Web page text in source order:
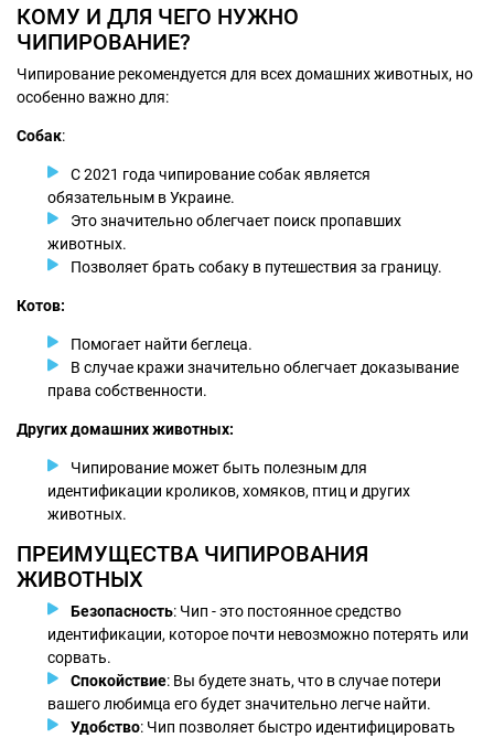
КОМУ И ДЛЯ ЧЕГО НУЖНО
ЧИПИРОВАНИЕ?
Чипирование рекомендуется для всех домашних животных, но
особенно важно для:
Собак:
С 2021 года чипирование собак является
обязательным в Украине.
Это значительно облегчает поиск пропавших
животных.
Позволяет брать собаку в путешествия за границу.
Котов:
Помогает найти беглеца.
В случае кражи значительно облегчает доказывание
права собственности.
Других домашних животных:
Чипирование может быть полезным для
идентификации кроликов, хомяков, птиц и других
животных.
ПРЕИМУЩЕСТВА ЧИПИРОВАНИЯ
ЖИВОТНЫХ
Безопасность: Чип - это постоянное средство
идентификации, которое почти невозможно потерять или
сорвать.
Спокойствие: Вы будете знать, что в случае потери
вашего любимца его будет значительно легче найти.
Удобство: Чип позволяет быстро идентифицировать